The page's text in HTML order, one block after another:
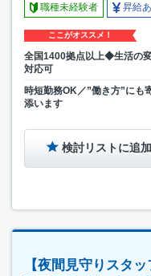
職種未経験者 昇給
ここがオススメ！
全国1400拠点以上◆生活の
対応可
時短勤務OK／”働き方”にも
添います
検討リストに追加
【夜間見守りスタ